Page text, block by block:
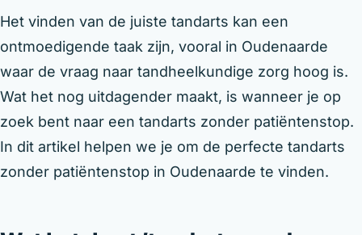
Het vinden van de juiste tandarts kan een
ontmoedigende taak zijn, vooral in Oudenaarde
waar de vraag naar tandheelkundige zorg hoog is.
Wat het nog uitdagender maakt, is wanneer je op
zoek bent naar een tandarts zonder patiëntenstop.
In dit artikel helpen we je om de perfecte tandarts
zonder patiëntenstop in Oudenaarde te vinden.